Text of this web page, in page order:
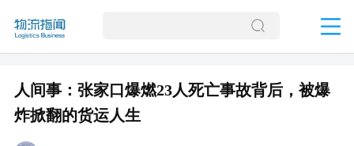
人间事：张家口爆燃23人死亡事故背后，被爆
炸掀翻的货运人生